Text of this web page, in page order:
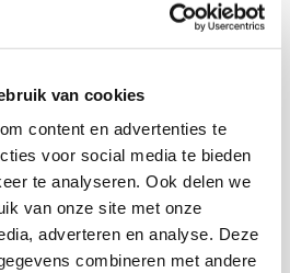
van cookies
content en advertenties te
voor social media te bieden
te analyseren. Ook delen we
van onze site met onze
adverteren en analyse. Deze
combineren met andere
“Dat is geen geluk meer. Ik
team met z’n allen
in Europa en dat doel is
tegen Union Sint-Gillis
had te maken, maar dat
in de Johan Cruijff Arena
andere realiteit. Ajacieden als